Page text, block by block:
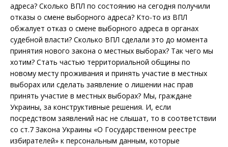
адреса? Сколько ВПЛ по состоянию на сегодня получили
отказы о смене выборного адреса? Кто-то из ВПЛ
обжалует отказ о смене выборного адреса в органах
судебной власти? Сколько ВПЛ сделали это до момента
принятия нового закона о местных выборах? Так чего мы
хотим? Стать частью территориальной общины по
новому месту проживания и принять участие в местных
выборах или сделать заявление о лишении нас прав
принять участие в местных выборах? Мы, граждане
Украины, за конструктивные решения. И, если
посредством заявлений нас не слышат, то в соответствии
со ст.7 Закона Украины «О Государственном реестре
избирателей» к персональным данным, которые